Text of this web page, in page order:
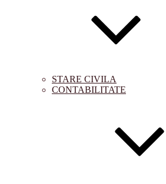
STARE CIVILA
CONTABILITATE